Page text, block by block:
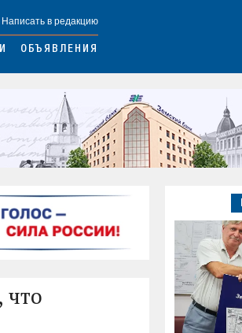
Написать в редакцию
ОБЪЯВЛЕНИЯ
что